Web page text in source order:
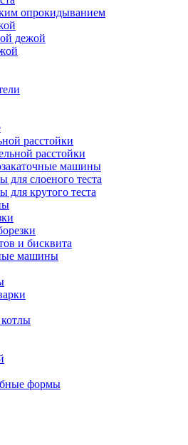
опрокидыванием
дежой
расстойки
расстойки
машины
для слоеного теста
для крутого теста
и бисквита
машины
формы